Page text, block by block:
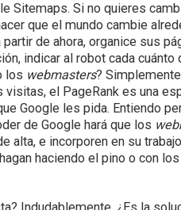
Sitemaps. Si no quieres
que el mundo cambie
partir de ahora, organice sus
indicar al robot cada
los webmasters?
el PageRank es una
Google les pida. Entiendo
de Google hará que los
alta, e incorporen en su
haciendo el pino o con